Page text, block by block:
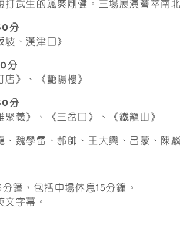
打武生的颯爽剛健。三場展演薈萃南
分
坡、漢津口》
分
店》、《艷陽樓》
分
聚義》、《三岔口》、《鐵籠山》
、魏學雷、郝帥、王大興、呂蒙、陳
鐘，包括中場休息15分鐘。
文字幕。